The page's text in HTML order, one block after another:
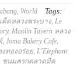
, World Tags:
ด็ดหลวงพระบาง,Le
,Maolin Tavern หลวง
,Joma Bakery Cafe,
งทองอร่อย,L'Elephant
ขนมครกตลาดมืด